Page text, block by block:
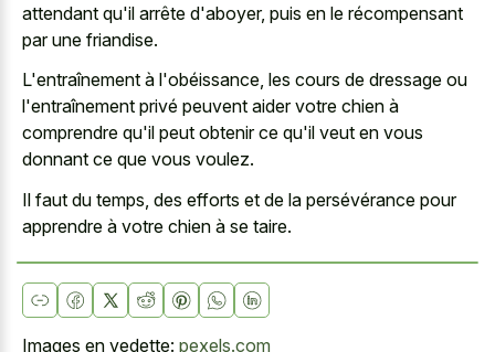
attendant qu'il arrête d'aboyer, puis en le récompensant
par une friandise.
L'entraînement à l'obéissance, les cours de dressage ou
l'entraînement privé peuvent aider votre chien à
comprendre qu'il peut obtenir ce qu'il veut en vous
donnant ce que vous voulez.
Il faut du temps, des efforts et de la persévérance pour
apprendre à votre chien à se taire.
Images en vedette: pexels.com